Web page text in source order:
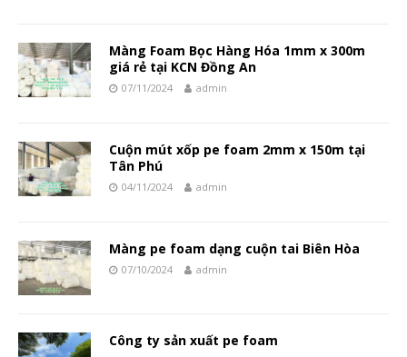
Màng Foam Bọc Hàng Hóa 1mm x 300m
giá rẻ tại KCN Đồng An
07/11/2024 admin
Cuộn mút xốp pe foam 2mm x 150m tại
Tân Phú
04/11/2024 admin
Màng pe foam dạng cuộn tai Biên Hòa
07/10/2024 admin
Công ty sản xuất pe foam